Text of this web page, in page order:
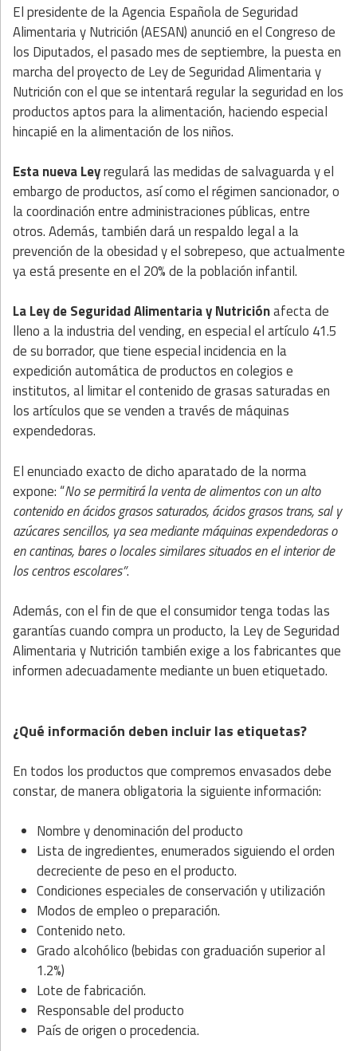
El presidente de la Agencia Española de Seguridad
Alimentaria y Nutrición (AESAN) anunció en el Congreso de
los Diputados, el pasado mes de septiembre, la puesta en
marcha del proyecto de Ley de Seguridad Alimentaria y
Nutrición con el que se intentará regular la seguridad en los
productos aptos para la alimentación, haciendo especial
hincapié en la alimentación de los niños.
Esta nueva Leyregulará las medidas de salvaguarda y el
embargo de productos, así como el régimen sancionador, o
la coordinación entre administraciones públicas, entre
otros. Además, también dará un respaldo legal a la
prevención de la obesidad y el sobrepeso, que actualmente
ya está presente en el 20% de la población infantil.
La Ley de Seguridad Alimentaria y Nutriciónafecta de
lleno a la industria del vending, en especial el artículo 41.5
de su borrador, que tiene especial incidencia en la
expedición automática de productos en colegios e
institutos, al limitar el contenido de grasas saturadas en
los artículos que se venden a través de máquinas
expendedoras.
El enunciado exacto de dicho aparatado de la norma
expone: “No se permitirá la venta de alimentos con un alto
contenido en ácidos grasos saturados, ácidos grasos trans, sal y
azúcares sencillos, ya sea mediante máquinas expendedoras o
en cantinas, bares o locales similares situados en el interior de
los centros escolares”.
Además, con el fin de que el consumidor tenga todas las
garantías cuando compra un producto, la Ley de Seguridad
Alimentaria y Nutrición también exige a los fabricantes que
informen adecuadamente mediante un buen etiquetado.
¿Qué información deben incluir las etiquetas?
En todos los productos que compremos envasados debe
constar, de manera obligatoria la siguiente información:
Nombre y denominación del producto
Lista de ingredientes, enumerados siguiendo el orden
decreciente de peso en el producto.
Condiciones especiales de conservación y utilización
Modos de empleo o preparación.
Contenido neto.
Grado alcohólico (bebidas con graduación superior al
1.2%)
Lote de fabricación.
Responsable del producto
País de origen o procedencia.